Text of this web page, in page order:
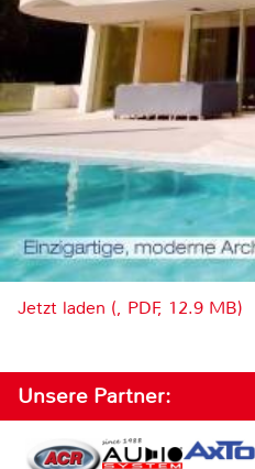
Jetzt laden (, PDF, 12.9 MB)
Unsere Partner: